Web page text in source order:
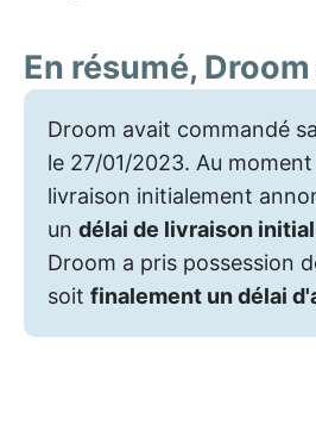
En résumé,
Droom avait commandé sa
le 27/01/2023. Au
livraison initialement
un délai de livraison
Droom a pris possession
soit finalement un délai